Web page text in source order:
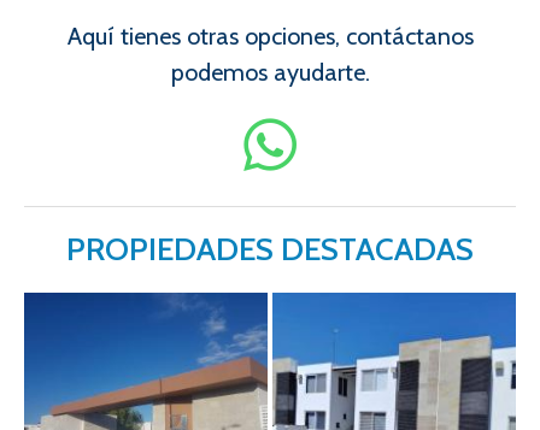
Aquí tienes otras opciones, contáctanos
podemos ayudarte.
PROPIEDADES DESTACADAS